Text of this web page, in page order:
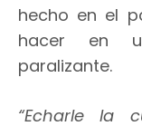
hecho en el
hacer en
paralizante.
“Echarle la